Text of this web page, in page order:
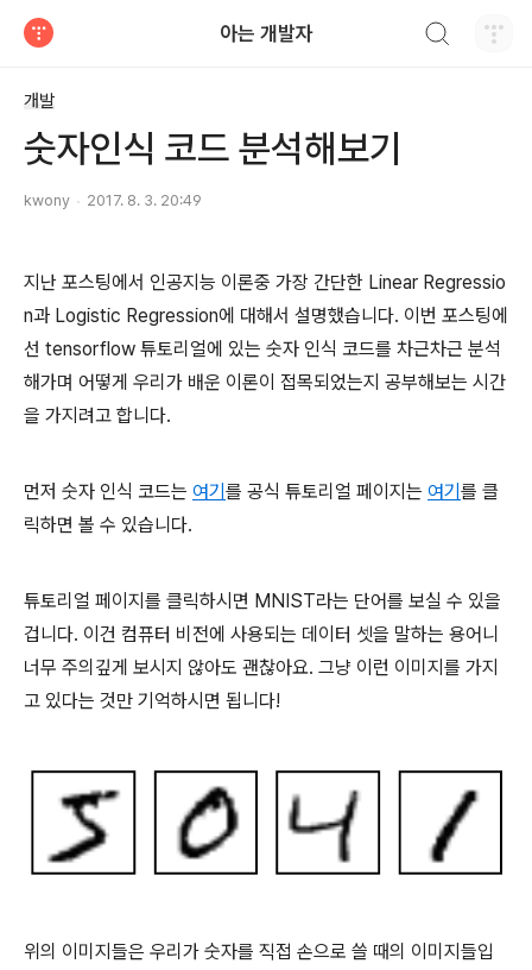
아는 개발자
개발
숫자인식 코드 분석해보기
kwony 2017. 8. 3. 20:49
지난 포스팅에서 인공지능 이론중 가장 간단한 Linear Regressio
n과 Logistic Regression에 대해서 설명했습니다. 이번 포스팅에
선 tensorflow 튜토리얼에 있는 숫자 인식 코드를 차근차근 분석
해가며 어떻게 우리가 배운 이론이 접목되었는지 공부해보는 시간
을 가지려고 합니다.
먼저 숫자 인식 코드는 여기를 공식 튜토리얼 페이지는 여기를 클
릭하면 볼 수 있습니다.
튜토리얼 페이지를 클릭하시면 MNIST라는 단어를 보실 수 있을
겁니다. 이건 컴퓨터 비전에 사용되는 데이터 셋을 말하는 용어니
너무 주의깊게 보시지 않아도 괜찮아요. 그냥 이런 이미지를 가지
고 있다는 것만 기억하시면 됩니다!
위의 이미지들은 우리가 숫자를 직접 손으로 쓸 때의 이미지들입